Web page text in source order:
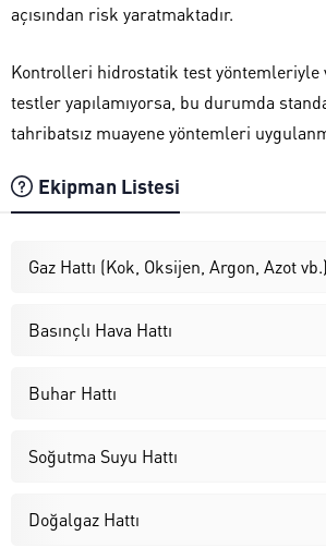
açısından risk yaratmaktadır.
Kontrolleri hidrostatik test yöntemleriyle
testler yapılamıyorsa, bu durumda
tahribatsız muayene yöntemleri
Ekipman Listesi
Gaz Hattı (Kok, Oksijen, Argon, Azot vb.)
Basınçlı Hava Hattı
Buhar Hattı
Soğutma Suyu Hattı
Doğalgaz Hattı